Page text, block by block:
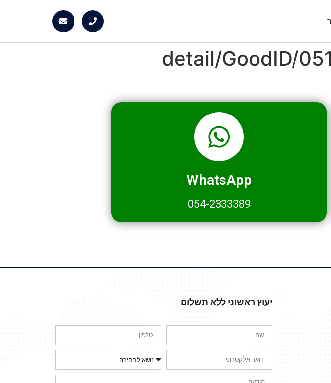
detail/GoodID/
WhatsApp
054-2333389
יעוץ ראשוני ללא תשלום